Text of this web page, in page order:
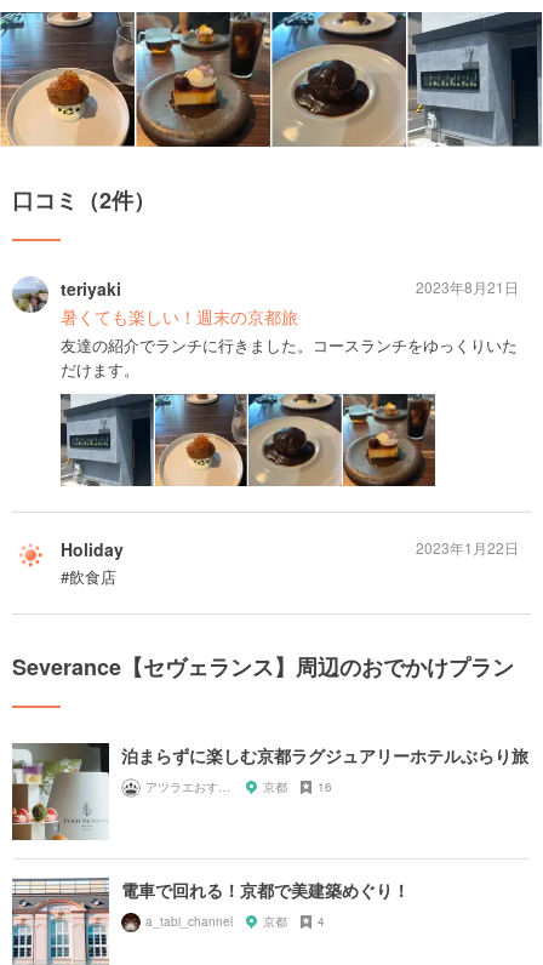
口コミ（2件）
teriyaki
暑くても楽しい！週末の京都旅
友達の紹介でランチに行きました。コースランチをゆっくりいた
だけます。
2023年8月21日
Holiday
#飲食店
2023年1月22日
Severance【セヴェランス】周辺のおでかけプラン
泊まらずに楽しむ京都ラグジュアリーホテルぶらり旅
アツラエおすすめ旅プラン！ 京都 16
電車で回れる！京都で美建築めぐり！
a_tabi_channel 京都 4